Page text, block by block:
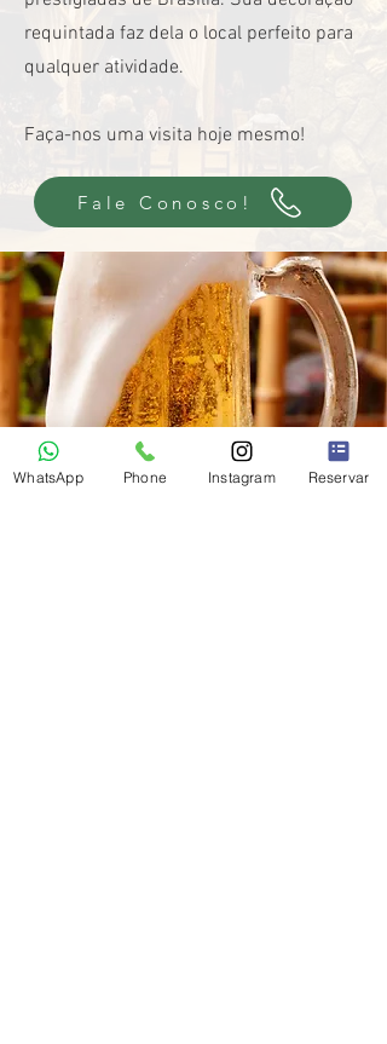
requintada faz dela o local perfeito para
qualquer atividade.
Faça-nos uma visita hoje mesmo!
Fale Conosco!
WhatsApp Phone Instagram Reservar